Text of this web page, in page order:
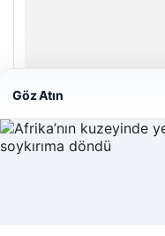
Web sitemizi nasıl
Göz Atın